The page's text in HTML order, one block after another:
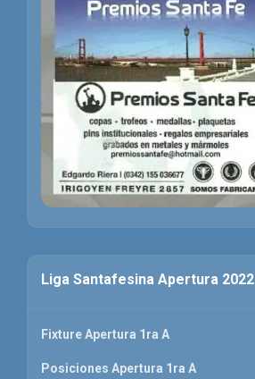
Liga Santafesina Apertura 2022
Fixture Apertura 1ra A
Posiciones Apertura 1ra A